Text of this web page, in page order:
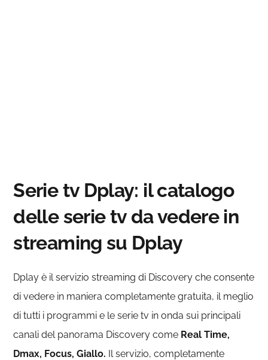
Serie tv Dplay: il catalogo
delle serie tv da vedere in
streaming su Dplay
Dplay è il servizio streaming di Discovery che consente
di vedere in maniera completamente gratuita, il meglio
di tutti i programmi e le serie tv in onda sui principali
canali del panorama Discovery come Real Time,
Dmax, Focus, Giallo. Il servizio, completamente